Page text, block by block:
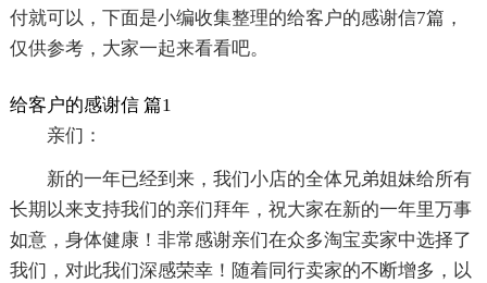
付就可以，下面是小编收集整理的给客户的感谢信7篇，
仅供参考，大家一起来看看吧。
给客户的感谢信 篇1
亲们：
新的一年已经到来，我们小店的全体兄弟姐妹给所有
长期以来支持我们的亲们拜年，祝大家在新的一年里万事
如意，身体健康！非常感谢亲们在众多淘宝卖家中选择了
我们，对此我们深感荣幸！随着同行卖家的不断增多，以